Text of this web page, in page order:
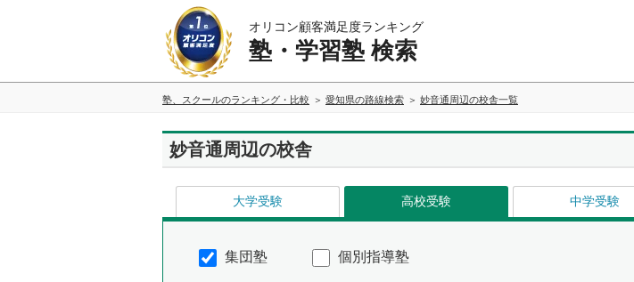
オリコン顧客満足度ランキング
塾・学習塾 検索
塾、スクールのランキング・比較 愛知県の路線検索 妙音通周辺の校舎一覧
妙音通周辺の校舎
大学受験 高校受験 中学受験
集団塾 個別指導塾